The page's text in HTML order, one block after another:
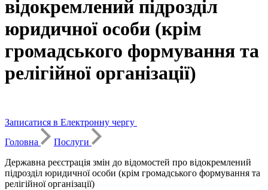
відокремлений підрозділ
юридичної особи (крім
громадського формування та
релігійної організації)
Записатися в Електронну чергу
Головна
Послуги
Державна реєстрація змін до відомостей про відокремлений
підрозділ юридичної особи (крім громадського формування та
релігійної організації)